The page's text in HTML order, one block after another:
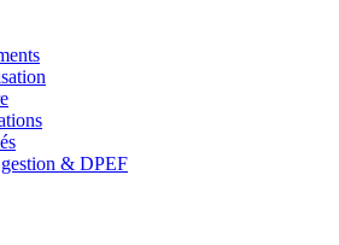
& DPEF